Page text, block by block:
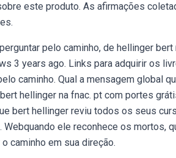
este produto. As afirmações
pelo caminho, de hellinger
3 years ago. Links para adquirir os
caminho. Qual a mensagem global
hellinger na fnac. pt com portes
bert hellinger reviu todos os seus
ele reconhece os mortos,
caminho em sua direção.